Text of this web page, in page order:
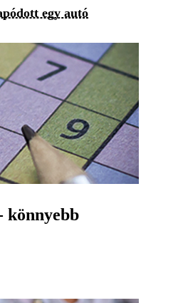
egy autó
könnyebb